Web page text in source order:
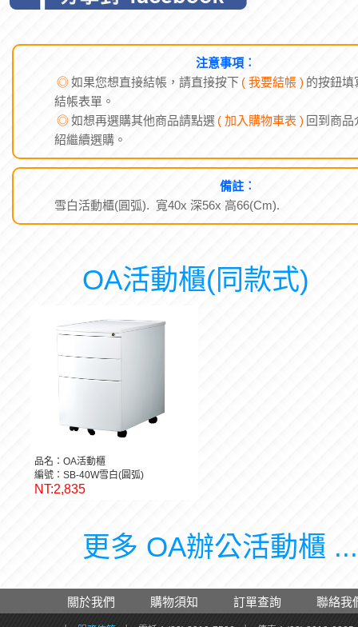
注意事項︰
◎如果您想直接結帳，請直接按下 ( 我要結帳 ) 的按鈕填
結帳表單。
◎如想再選購其他商品請點選 ( 加入購物車表 ) 回到商品
紹繼續選購。
備註︰
雪白活動櫃(圓弧). 寬40x 深56x 高66(Cm).
OA活動櫃(同款式)
品名：OA活動櫃
編號：SB-40W雪白(圓弧)
NT:2,835
更多 OA辦公活動櫃
關於我們 購物須知 訂單查詢 聯絡我